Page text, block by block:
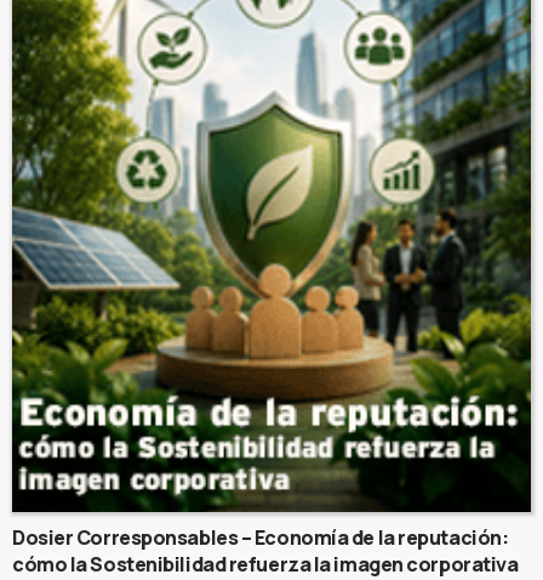
Dosier Corresponsables – Economía de la reputación:
cómo la Sostenibilidad refuerza la imagen corporativa